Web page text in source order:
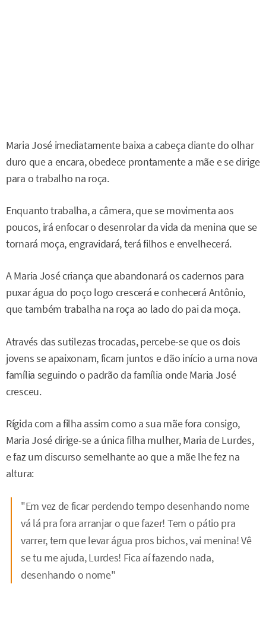
Maria José imediatamente baixa a cabeça diante do olhar
duro que a encara, obedece prontamente a mãe e se dirige
para o trabalho na roça.
Enquanto trabalha, a câmera, que se movimenta aos
poucos, irá enfocar o desenrolar da vida da menina que se
tornará moça, engravidará, terá filhos e envelhecerá.
A Maria José criança que abandonará os cadernos para
puxar água do poço logo crescerá e conhecerá Antônio,
que também trabalha na roça ao lado do pai da moça.
Através das sutilezas trocadas, percebe-se que os dois
jovens se apaixonam, ficam juntos e dão início a uma nova
família seguindo o padrão da família onde Maria José
cresceu.
Rígida com a filha assim como a sua mãe fora consigo,
Maria José dirige-se a única filha mulher, Maria de Lurdes,
e faz um discurso semelhante ao que a mãe lhe fez na
altura:
"Em vez de ficar perdendo tempo desenhando nome
vá lá pra fora arranjar o que fazer! Tem o pátio pra
varrer, tem que levar água pros bichos, vai menina! Vê
se tu me ajuda, Lurdes! Fica aí fazendo nada,
desenhando o nome"